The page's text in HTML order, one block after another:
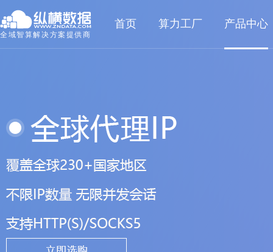
全域智算解决方案提供商
首页 算力工厂 产品中心